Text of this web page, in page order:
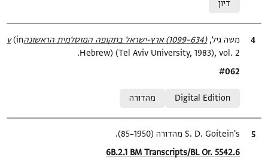
דיון
ציטוט
משה גיל, (634–1099) ארץ-ישראל בתקופה המוסלמית הראשונהv‎
(in
Hebrew) (Tel Aviv University, 1983), vol. 2.
Location in source
#062
Digital Edition
מהדורה
ציטוט
S. D. Goitein's מהדורה (1950–85).
Location in source
6B.2.1 BM Transcripts/BL Or. 5542.6